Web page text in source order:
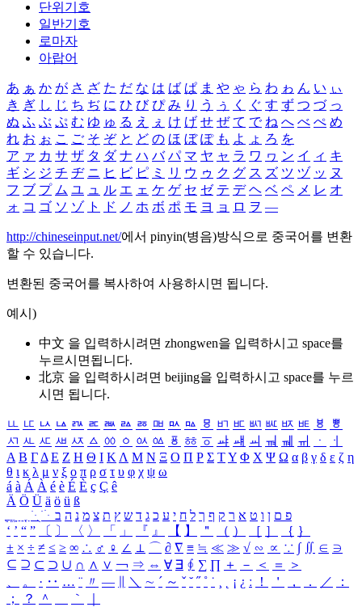
단위기호
일반기호
로마자
아랍어
あ ぁ か が さ ざ た だ な は ば ぱ ま や ゃ ら わ ゎ ん い ぃ
き ぎ し じ ち ぢ に ひ び ぴ み り う ぅ く ぐ す ず つ づ っ
ぬ ふ ぶ ぷ む ゆ ゅ る え ぇ け げ せ ぜ て で ね へ べ ぺ め
れ お ぉ こ ご そ ぞ と ど の ほ ぼ ぽ も よ ょ ろ を
ア ァ カ サ ザ タ ダ ナ ハ バ パ マ ヤ ャ ラ ワ ヮ ン イ ィ キ
ギ シ ジ チ ヂ ニ ヒ ビ ピ ミ リ ウ ゥ ク グ ス ズ ツ ヅ ッ ヌ
フ ブ プ ム ユ ュ ル エ ェ ケ ゲ セ ゼ テ デ ヘ ベ ペ メ レ オ
ォ コ ゴ ソ ゾ ト ド ノ ホ ボ ポ モ ヨ ョ ロ ヲ ―
http://chineseinput.net/에서 pinyin(병음)방식으로 중국어를 변환
할 수 있습니다.
변환된 중국어를 복사하여 사용하시면 됩니다.
예시)
中文 을 입력하시려면 zhongwen을 입력하시고 space를
누르시면됩니다.
北京 을 입력하시려면 beijing을 입력하시고 space를 누르
시면 됩니다.
ㅥ ㅦ ㅧ ㅨ ㅩ ㅪ ㅫ ㅬ ㅭ ㅮ ㅯ ㅰ ㅱ ㅲ ㅳ ㅴ ㅵ ㅶ ㅷ ㅸ
ㅹ
ㅺ ㅻ ㅼ ㅽ ㅾ ㅿ ㆀ ㆁ ㆂ ㆃ ㆄ ㆅ ㆆ ㆇ ㆈ ㆉ ㆊ ㆋ ㆌ ㆍ
ㆎ
Α Β ΓΔ Ε Ζ Η Θ Ι ΚΛ Μ Ν Ξ Ο Π Ρ Σ ΤΥ Φ Χ Ψ Ω α β γ δ ε ζ η
θ ι κ λ μ ν ξ ο π ρ σ τ υ φ χ ψ ω
á à Á À é è É È ç Ç ê
Ä Ö Ü ä ö ü ß
ִֶֹ ֻּ ׁׂ פ ם ן ו ט א ר ק ף ך ל ח י ע כ ג ד ש ץ ת צ מ נ ה ב
‘ ’ “ ” 〔 〕 〈 〉 「 」 『 』 【 】 ＂ （ ） ［ ］ ｛ ｝
± × ÷ ≠ ≤ ≥ ∞ ∴ ♂ ♀ ∠ ⊥ ⌒ ∂ ∇ ≡ ≒ ≪ ≫ √ ∽ ∝ ∵ ∫ ∬ ∈ ∋
⊆ ⊇ ⊂ ⊃ ∪ ∩ ∧ ∨ ￢ ⇒ ⇔ ∀ ∃ ∮ ∑ ∏ ＋ － ＜ ＝
＞
、
。 · ‥ … ¨ 〃 ― ＼ ∼ ´ ～ ˇ ˘ ˝ ˚ ˙ ¸ ¡ ¿ ː ！ ＇ ， ． ／
：
；
？ ＾ ｀